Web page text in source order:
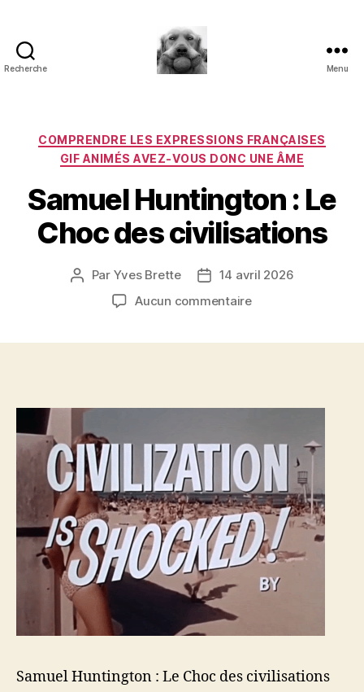
Recherche
paradoxe
en
fleur
Menu
Catégories
COMPRENDRE LES EXPRESSIONS FRANÇAISES
GIF ANIMÉS AVEZ-VOUS DONC UNE ÂME
Samuel Huntington : Le
Choc des civilisations
Auteur
l’article
Par Yves Brette
Date14 avril 2026
Aucun commentairesur
des
Samuel Huntington : Le Choc des civilisations